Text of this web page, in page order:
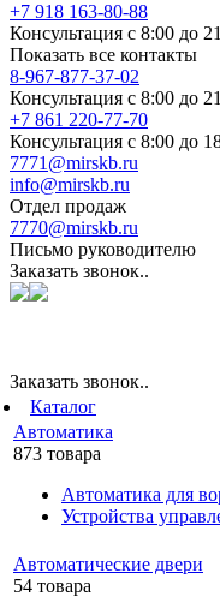
+7 918 163-80-88
Консультация с 8:00 до
Показать все контакты
8-967-877-37-02
Консультация с 8:00 до
+7 861 220-77-70
Консультация с 8:00 до
7771@mirskb.ru
info@mirskb.ru
Отдел продаж
7770@mirskb.ru
Письмо руководителю
Заказать звонок..
Заказать звонок..
Каталог
Автоматика
873 товара
Автоматика для
Устройства
Автоматические двери
54 товара